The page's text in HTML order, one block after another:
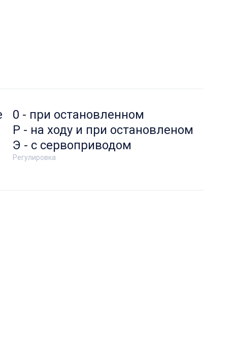
Регулировка
0 - при остановленном
Р - на ходу и при остановленом
Э - с сервоприводом